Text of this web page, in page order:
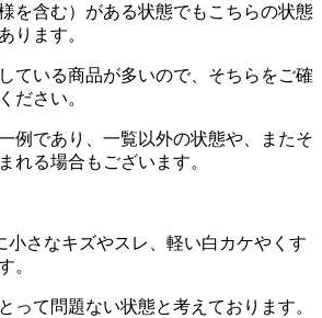
を含む）がある状態でもこちらの状態
ります。
ている商品が多いので、そちらをご確
ださい。
例であり、一覧以外の状態や、またそ
れる場合もございます。
小さなキズやスレ、軽い白カケやくす
。
って問題ない状態と考えております。